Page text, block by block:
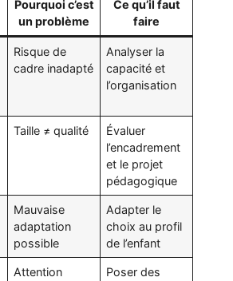
Pourquoi c’est
un problème
Ce qu’il faut
faire
Risque de
cadre inadapté
Analyser la
capacité et
l’organisation
Taille ≠ qualité
Évaluer
l’encadrement
et le projet
pédagogique
Mauvaise
adaptation
possible
Adapter le
choix au profil
de l’enfant
Attention
Poser des